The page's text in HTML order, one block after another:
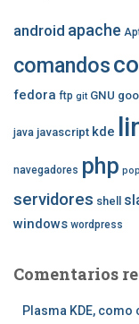
android apache
comandos
fedora ftp git GNU
java javascript kde
navegadores php
servidores shell
windows wordpress
Comentarios
Plasma KDE,